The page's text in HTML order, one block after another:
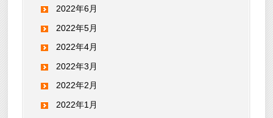
2022年6月
2022年5月
2022年4月
2022年3月
2022年2月
2022年1月